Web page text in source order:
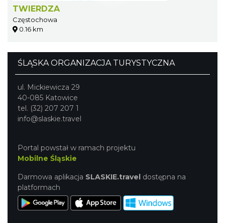
TWIERDZA
Częstochowa
0.16 km
ŚLĄSKA ORGANIZACJA TURYSTYCZNA
ul. Mickiewicza 29
40-085 Katowice
tel. (32) 207 207 1
info@slaskie.travel
Portal powstał w ramach projektu
Mobilne Śląskie
Darmowa aplikacja SLASKIE.travel dostępna na
platformach